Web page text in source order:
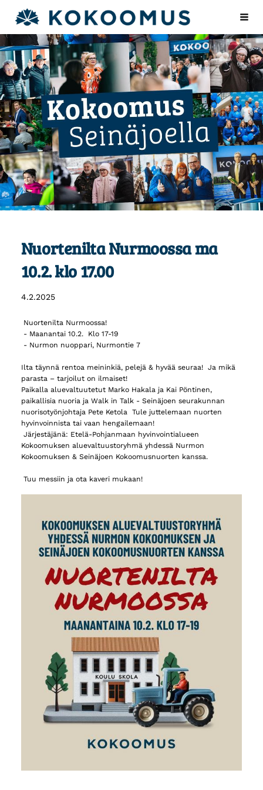
Siirry
sivun
sisältöön
seinajoenkokoomus.fi
Nuortenilta Nurmoossa ma
10.2. klo 17.00
4.2.2025
Nuortenilta Nurmoossa!
- Maanantai 10.2. Klo 17-19
- Nurmon nuoppari, Nurmontie 7
Ilta täynnä rentoa meininkiä, pelejä & hyvää seuraa! Ja mikä
parasta – tarjoilut on ilmaiset!
Paikalla aluevaltuutetut Marko Hakala ja Kai Pöntinen,
paikallisia nuoria ja Walk in Talk - Seinäjoen seurakunnan
nuorisotyönjohtaja Pete Ketola Tule juttelemaan nuorten
hyvinvoinnista tai vaan hengailemaan!
Järjestäjänä: Etelä-Pohjanmaan hyvinvointialueen
Kokoomuksen aluevaltuustoryhmä yhdessä Nurmon
Kokoomuksen & Seinäjoen Kokoomusnuorten kanssa.
Tuu messiin ja ota kaveri mukaan!